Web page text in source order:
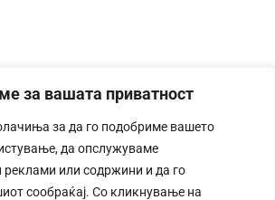
за вашата приватност
за да го подобриме вашето
да опслужуваме
реклами или содржини и да го
сообраќај. Со кликнување на